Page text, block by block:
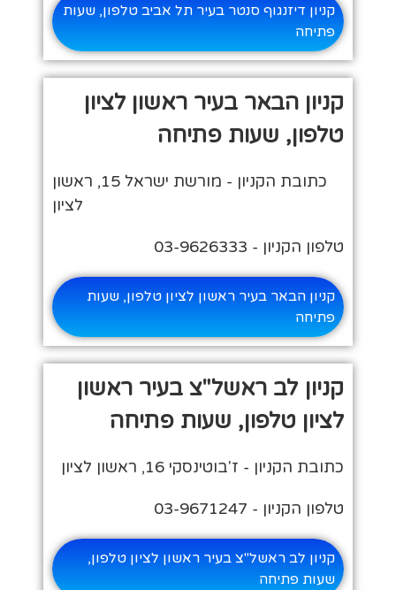
קניון דיזנגוף סנטר בעיר תל אביב טלפון, שעות
פתיחה
קניון הבאר בעיר ראשון לציון
טלפון, שעות פתיחה
כתובת הקניון - מורשת ישראל 15, ראשון
לציון
טלפון הקניון - 03-9626333
קניון הבאר בעיר ראשון לציון טלפון, שעות
פתיחה
קניון לב ראשל"צ בעיר ראשון
לציון טלפון, שעות פתיחה
כתובת הקניון - ז'בוטינסקי 16, ראשון לציון
טלפון הקניון - 03-9671247
קניון לב ראשל"צ בעיר ראשון לציון טלפון,
שעות פתיחה